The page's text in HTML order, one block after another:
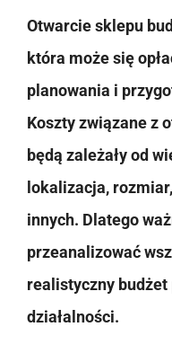
Otwarcie sklepu
która może się
planowania i
Koszty związane z
będą zależały od
lokalizacja,
innych. Dlatego
przeanalizować
realistyczny
działalności.